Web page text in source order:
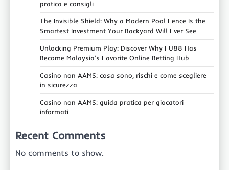
pratica e consigli
The Invisible Shield: Why a Modern Pool Fence Is the
Smartest Investment Your Backyard Will Ever See
Unlocking Premium Play: Discover Why FU88 Has
Become Malaysia’s Favorite Online Betting Hub
Casino non AAMS: cosa sono, rischi e come scegliere
in sicurezza
Casino non AAMS: guida pratica per giocatori
informati
Recent Comments
No comments to show.